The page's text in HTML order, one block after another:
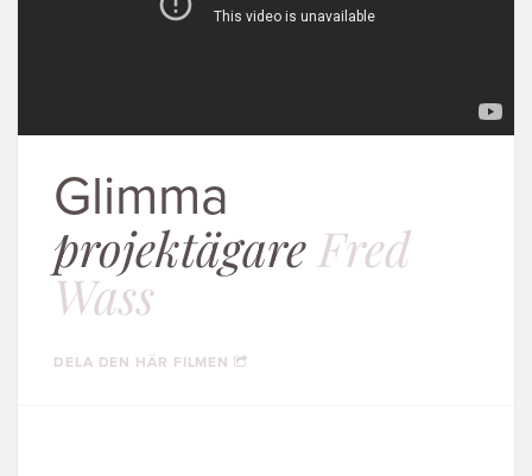
Glimma
projektägare Fred
Wass
DELA DEN HÄR FILMEN